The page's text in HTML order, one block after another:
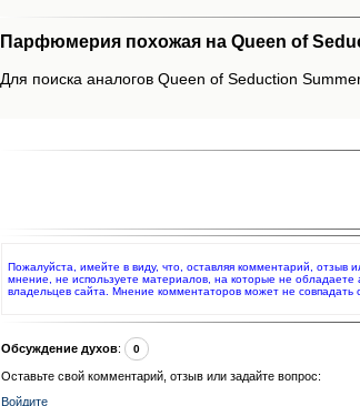
Парфюмерия похожая на Queen of
Для поиска аналогов Queen of Seduction
Пожалуйста, имейте в виду, что, оставляя комментарий,
мнение, не используете материалов, на которые не обладаете
владельцев сайта. Мнение комментаторов может не
Обсуждение духов: 0
Оставьте свой комментарий, отзыв или задайте вопрос:
Войдите